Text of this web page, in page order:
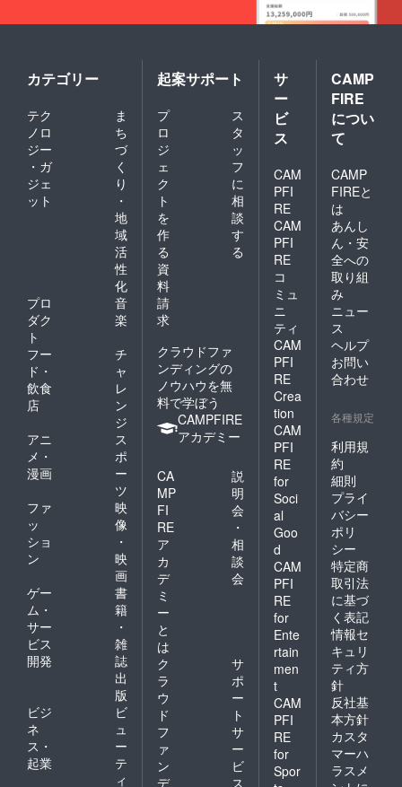
カテゴリー
テク
ノロ
ジー
・ガ
ジェ
ット
ま
ち
づ
く
り
・
地
域
活
性
化
プロ
ダク
ト
音
楽
フー
ド・
飲食
店
チ
ャ
レ
ン
ジ
アニ
メ・
漫画
ス
ポ
ー
ツ
ファ
ッ
ショ
ン
映
像
・
映
画
ゲー
ム・
サー
ビス
開発
書
籍
・
雑
誌
出
版
ビジ
ネ
ス・
起業
ビ
ュ
ー
テ
ィ
起案サポート
プ
ロ
ジ
ェ
ク
ト
を
作
る
ス
タ
ッ
フ
に
相
談
す
る
資
料
請
求
クラウドファ
ンディングの
ノウハウを無
料で学ぼう
CAMPFIRE
アカデミー
CA
MP
FI
RE
ア
カ
デ
ミ
ー
と
は
説
明
会
・
相
談
会
ク
ラ
ウ
ド
フ
ァ
ン
デ
サ
ポ
ー
ト
サ
ー
ビ
ス
サ
ー
ビ
ス
CAM
PFI
RE
CAM
PFI
RE
コ
ミュ
ニ
ティ
CAM
PFI
RE
Crea
tion
CAM
PFI
RE
for
Soci
al
Goo
d
CAM
PFI
RE
for
Ente
rtain
men
t
CAM
PFI
RE
for
Spor
CAMP
FIRE
につい
て
CAMP
FIREと
は
あんし
ん・安
全への
取り組
み
ニュー
ス
ヘルプ
お問い
合わせ
各種規定
利用規
約
細則
プライ
バシー
ポリ
シー
特定商
取引法
に基づ
く表記
情報セ
キュリ
ティ方
針
反社基
本方針
カスタ
マーハ
ラスメ